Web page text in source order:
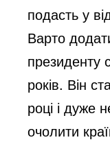
подасть у
Варто
президенту
років. Він
році і дуже
очолити